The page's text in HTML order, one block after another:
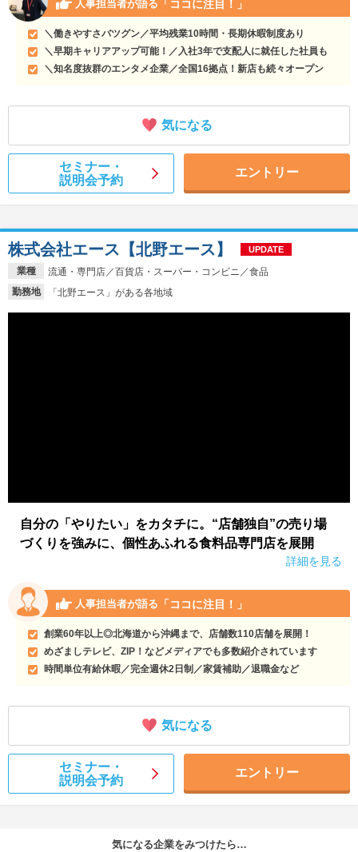
人事担当者が語る 「ココに注目！」
＼働きやすさバツグン／平均残業10時間・長期休暇制度あり
＼早期キャリアアップ可能！／入社3年で支配人に就任した社員も
＼知名度抜群のエンタメ企業／全国16拠点！新店も続々オープン
気になる
セミナー・
説明会予約
エントリー
業種
流通・専門店／百貨店・スーパー・コンビニ／食品
勤務地
「北野エース」がある各地域
株式会社エース【北野エース】 UPDATE
自分の「やりたい」をカタチに。“店舗独自”の売り場
づくりを強みに、個性あふれる食料品専門店を展開
詳細を見る
人事担当者が語る 「ココに注目！」
創業60年以上◎北海道から沖縄まで、店舗数110店舗を展開！
めざましテレビ、ZIP！などメディアでも多数紹介されています
時間単位有給休暇／完全週休2日制／家賃補助／退職金など
気になる
セミナー・
説明会予約
エントリー
気になる企業をみつけたら…